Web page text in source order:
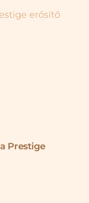
Prestige